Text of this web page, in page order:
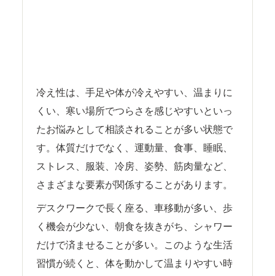
冷え性は、手足や体が冷えやすい、温まりに
くい、寒い場所でつらさを感じやすいといっ
たお悩みとして相談されることが多い状態で
す。体質だけでなく、運動量、食事、睡眠、
ストレス、服装、冷房、姿勢、筋肉量など、
さまざまな要素が関係することがあります。
デスクワークで長く座る、車移動が多い、歩
く機会が少ない、朝食を抜きがち、シャワー
だけで済ませることが多い。このような生活
習慣が続くと、体を動かして温まりやすい時